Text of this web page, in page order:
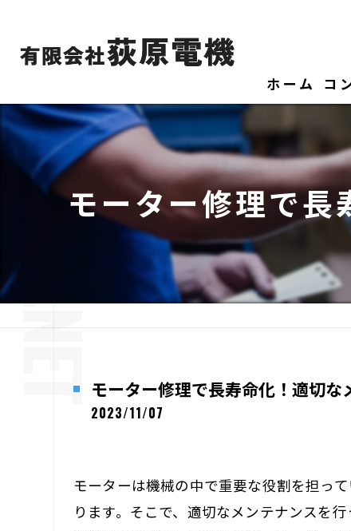
ホーム コ
モーター修理で長
モーター修理で長寿命化！適切
2023/11/07
モーターは機械の中で重要な役割を担っ
ります。そこで、適切なメンテナンスを